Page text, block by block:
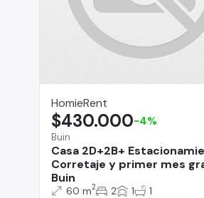
HomieRent
Buin
Casa 2D+2B+
Corretaje y primer mes
Buin
$430.000-4%
60 m2 2 1 1